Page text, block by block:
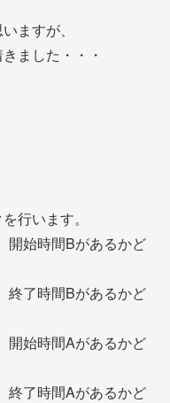
ますが、
ました・・・
行います。
始時間Bがあるかど
了時間Bがあるかど
始時間Aがあるかど
了時間Aがあるかど